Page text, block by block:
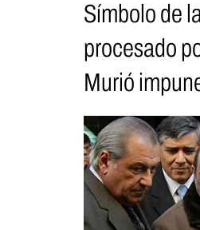
Símbolo de
procesado
Murió